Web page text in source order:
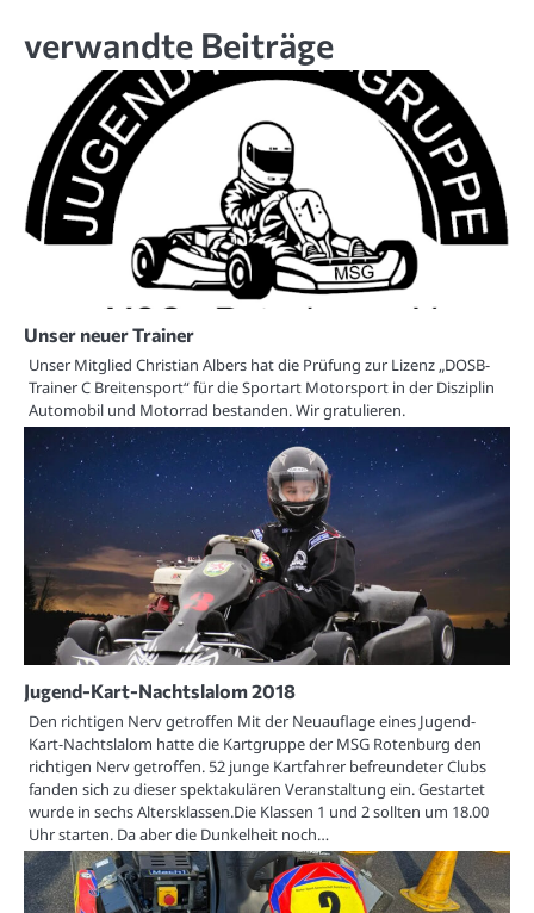
verwandte Beiträge
Unser neuer Trainer
Unser Mitglied Christian Albers hat die Prüfung zur Lizenz „DOSB-
Trainer C Breitensport“ für die Sportart Motorsport in der Disziplin
Automobil und Motorrad bestanden. Wir gratulieren.
Jugend-Kart-Nachtslalom 2018
Den richtigen Nerv getroffen Mit der Neuauflage eines Jugend-
Kart-Nachtslalom hatte die Kartgruppe der MSG Rotenburg den
richtigen Nerv getroffen. 52 junge Kartfahrer befreundeter Clubs
fanden sich zu dieser spektakulären Veranstaltung ein. Gestartet
wurde in sechs Altersklassen.Die Klassen 1 und 2 sollten um 18.00
Uhr starten. Da aber die Dunkelheit noch…